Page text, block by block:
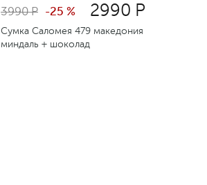
2990 Р
3990 Р -25 %
Сумка Саломея 479 македония
миндаль + шоколад